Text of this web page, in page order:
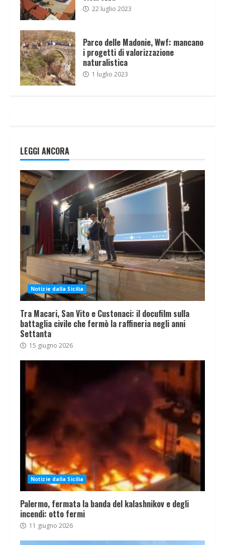
22 luglio 2023
Parco delle Madonie, Wwf: mancano
i progetti di valorizzazione
naturalistica
1 luglio 2023
LEGGI ANCORA
Notizie dalla Sicilia
Tra Macari, San Vito e Custonaci: il docufilm sulla
battaglia civile che fermò la raffineria negli anni
Settanta
15 giugno 2026
Notizie dalla Sicilia
Palermo, fermata la banda del kalashnikov e degli
incendi: otto fermi
11 giugno 2026